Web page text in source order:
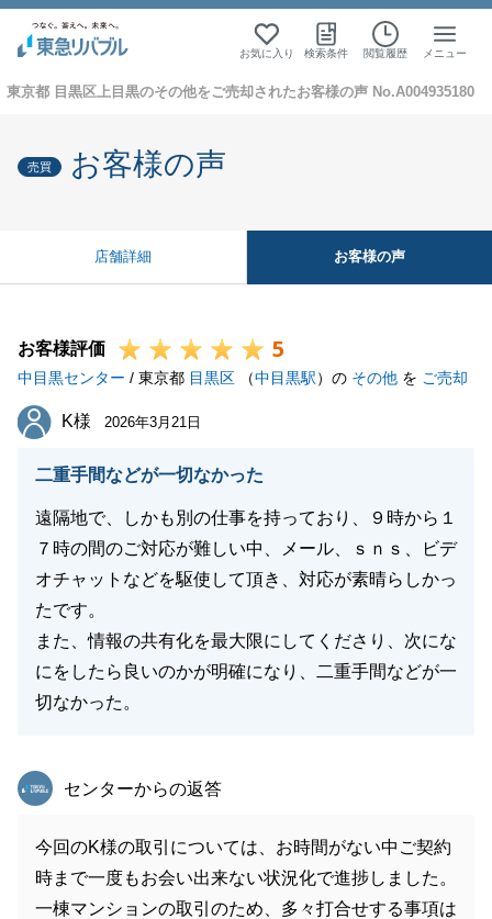
お気に入り 検索条件 閲覧履歴 メニュー
東京都 目黒区上目黒のその他をご売却されたお客様の声 No.A004935180
売買 お客様の声
店舗詳細 お客様の声
お客様評価 5
中目黒センター / 東京都 目黒区 （中目黒駅）の その他 を ご売却
K様
K様 2026年3月21日
二重手間などが一切なかった
遠隔地で、しかも別の仕事を持っており、９時から１
７時の間のご対応が難しい中、メール、ｓｎｓ、ビデ
オチャットなどを駆使して頂き、対応が素晴らしかっ
たです。
また、情報の共有化を最大限にしてくださり、次にな
にをしたら良いのかが明確になり、二重手間などが一
切なかった。
東急リバブル
センターからの返答
今回のK様の取引については、お時間がない中ご契約
時まで一度もお会い出来ない状況化で進捗しました。
一棟マンションの取引のため、多々打合せする事項は